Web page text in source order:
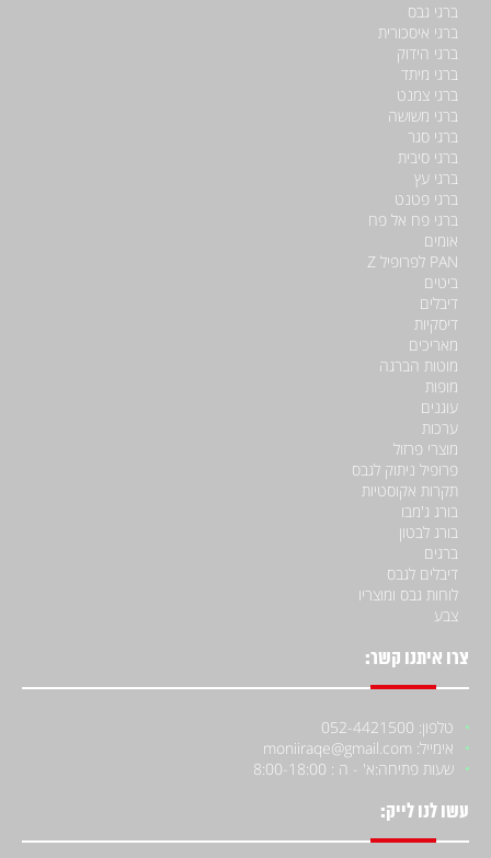
ברגי גבס
ברגי איסכורית
ברגי הידוק
ברגי מיתד
ברגי צמנט
ברגי משושה
ברגי סגר
ברגי סיבית
ברגי עץ
ברגי פטנט
ברגי פח אל פח
אומים
PAN לפרופיל Z
ביטים
דיבלים
דיסקיות
מאריכים
מוטות הברגה
מופות
עוגנים
ערכות
מוצרי פרזול
פרופיל ניתוק לגבס
תקרות אקוסטיות
בורג ג'מבו
בורג לבטון
ברגים
דיבלים לגבס
לוחות גבס ומוצריו
צבע
צרו איתנו קשר:
טלפון: 052-4421500
אימייל: moniiraqe@gmail.com
שעות פתיחה:א' - ה : 8:00-18:00
עשו לנו לייק: